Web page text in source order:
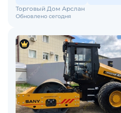
Обновлено сегодня
Торговый Дом Арслан